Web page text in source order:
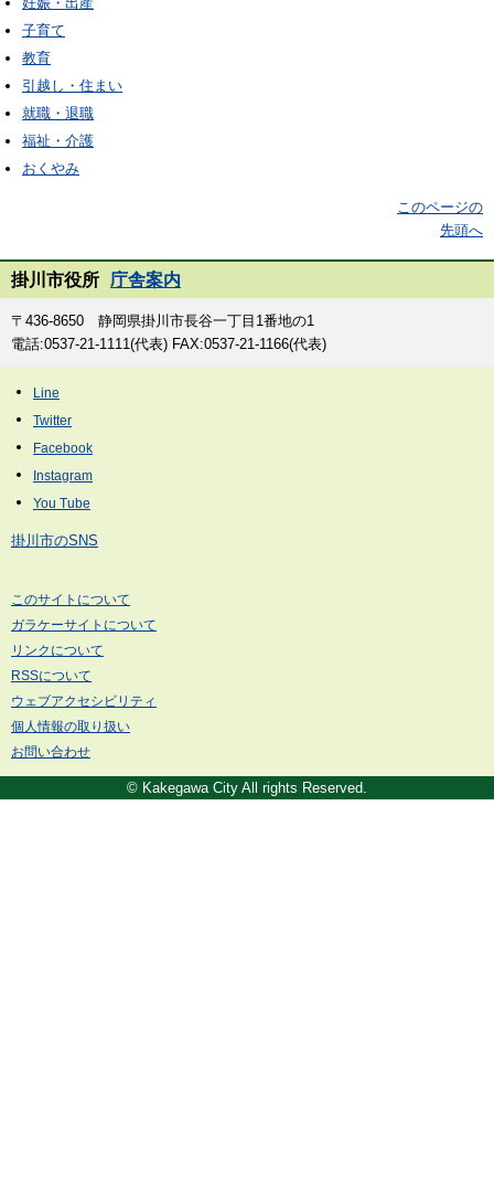
子育て
教育
引越し・住まい
就職・退職
福祉・介護
おくやみ
このページの
先頭へ
掛川市役所 庁舎案内
〒436-8650 静岡県掛川市長谷一丁目1番地の1
電話:0537-21-1111(代表) FAX:0537-21-1166(代表)
掛川市のSNS
このサイトについて
ガラケーサイトについて
リンクについて
RSSについて
ウェブアクセシビリティ
個人情報の取り扱い
お問い合わせ
© Kakegawa City All rights Reserved.